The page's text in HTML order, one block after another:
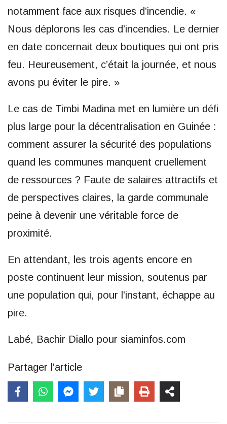
notamment face aux risques d’incendie. «
Nous déplorons les cas d’incendies. Le dernier
en date concernait deux boutiques qui ont pris
feu. Heureusement, c’était la journée, et nous
avons pu éviter le pire. »
Le cas de Timbi Madina met en lumière un défi
plus large pour la décentralisation en Guinée :
comment assurer la sécurité des populations
quand les communes manquent cruellement
de ressources ? Faute de salaires attractifs et
de perspectives claires, la garde communale
peine à devenir une véritable force de
proximité.
En attendant, les trois agents encore en
poste continuent leur mission, soutenus par
une population qui, pour l’instant, échappe au
pire.
Labé, Bachir Diallo pour siaminfos.com
Partager l'article